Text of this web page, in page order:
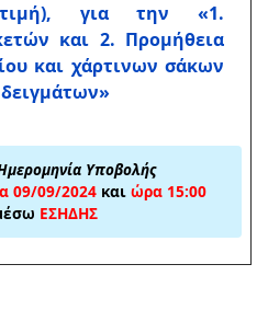
τιμή), για την «1.
και 2. Προμήθεια
και χάρτινων σάκων
Υποβολής
09/09/2024 καιώρα 15:00
ΕΣΗΔΗΣ